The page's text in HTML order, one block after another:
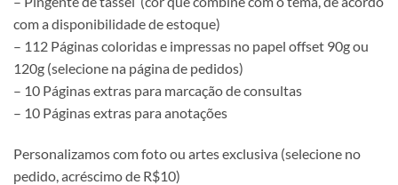
com a disponibilidade de estoque)
– 112 Páginas coloridas e impressas no papel offset 90g ou
120g (selecione na página de pedidos)
– 10 Páginas extras para marcação de consultas
– 10 Páginas extras para anotações
Personalizamos com foto ou artes exclusiva (selecione no
pedido, acréscimo de R$10)